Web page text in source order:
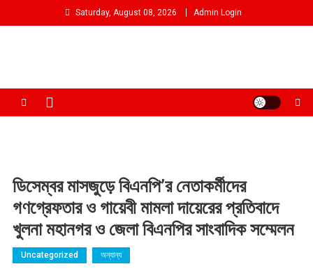
to
Saturday, August 08, 2026 Admin Login
ডিসেম্বর মাসজুড়ে বিএনপি’র নেতাকর্মীদের
গণগ্রেফতার ও গায়েবী মামলা দায়েরের প্রতিবাদে
খুলনা মহানগর ও জেলা বিএনপির সাংবাদিক সম্মেলন
Uncategorized অন্যান্য